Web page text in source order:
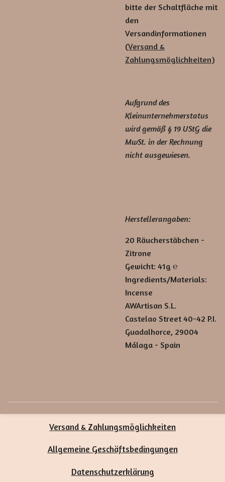
bitte der Schaltfläche mit
den
Versandinformationen
(Versand &
Zahlungsmöglichkeiten)
Aufgrund des
Kleinunternehmerstatus
wird gemäß § 19 UStG die
MwSt. in der Rechnung
nicht ausgewiesen.
Herstellerangaben:
20 Räucherstäbchen -
Zitrone
Gewicht: 41g ℮
Ingredients/Materials:
Incense
AWArtisan S.L.
Castelao Street 40-42 P.I.
Guadalhorce, 29004
Málaga - Spain
Versand & Zahlungsmöglichkeiten
Allgemeine Geschäftsbedingungen
Datenschutzerklärung